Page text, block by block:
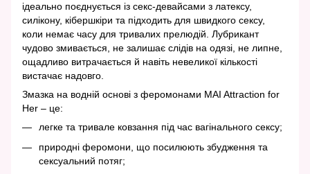
ідеально поєднується із секс-девайсами з латексу,
силікону, кібершкіри та підходить для швидкого сексу,
коли немає часу для тривалих прелюдій. Лубрикант
чудово змивається, не залишає слідів на одязі, не липне,
ощадливо витрачається й навіть невеликої кількості
вистачає надовго.
Змазка на водній основі з феромонами MAI Attraction for
Her – це:
легке та тривале ковзання під час вагінального сексу;
природні феромони, що посилюють збудження та
сексуальний потяг;